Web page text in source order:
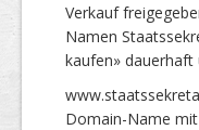
Verkauf
Namen
kaufen» dauerhaft
Domain-Name